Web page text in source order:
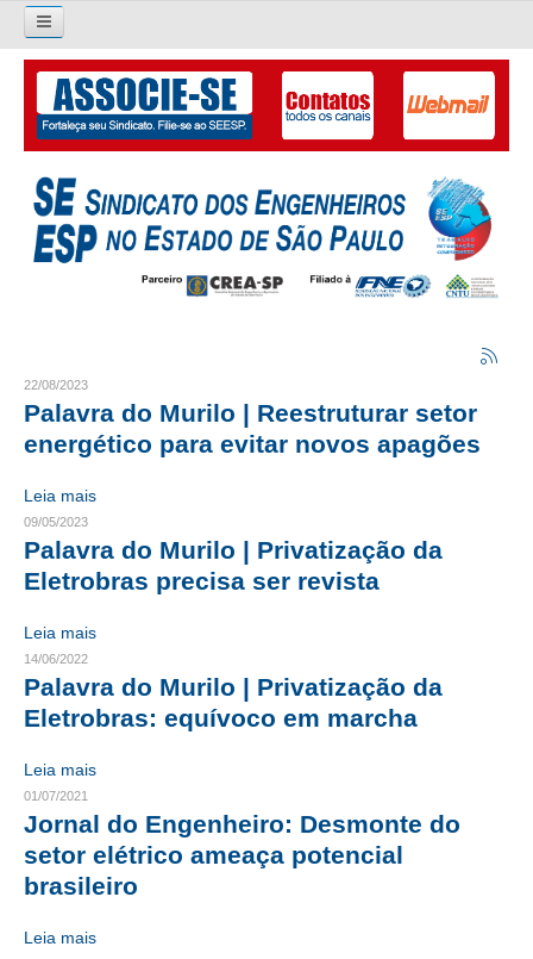
Pesquisar...
O SINDICATO
APRESENTAÇÃO
PALAVRA DO PRESIDENTE
LIVRO GESTÃO 2026-2029
ORGANOGRAMA
CRESCE BRASIL
CONSELHO TECNOLÓGICO
COMPOSIÇÃO
CONSELHOS ASSESSORES
PERSONALIDADES DA TECNOLOGIA
NÚCLEO DA MULHER ENGENHEIRA
22/08/2023
Palavra do Murilo | Reestruturar setor
energético para evitar novos apagões
Leia mais
09/05/2023
Palavra do Murilo | Privatização da
Eletrobras precisa ser revista
Leia mais
14/06/2022
Palavra do Murilo | Privatização da
Eletrobras: equívoco em marcha
Leia mais
01/07/2021
Jornal do Engenheiro: Desmonte do
setor elétrico ameaça potencial
brasileiro
Leia mais